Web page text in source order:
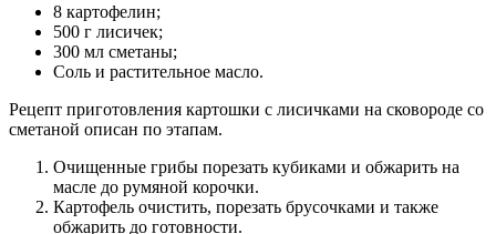
8 картофелин;
500 г лисичек;
300 мл сметаны;
Соль и растительное масло.
Рецепт приготовления картошки с лисичками на сковороде со
сметаной описан по этапам.
Очищенные грибы порезать кубиками и обжарить на
масле до румяной корочки.
Картофель очистить, порезать брусочками и также
обжарить до готовности.